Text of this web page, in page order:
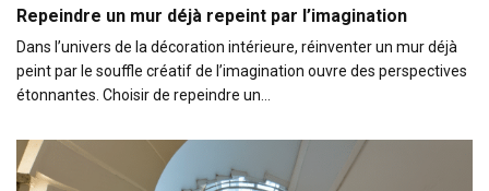
Repeindre un mur déjà repeint par l’imagination
Dans l’univers de la décoration intérieure, réinventer un mur déjà
peint par le souffle créatif de l’imagination ouvre des perspectives
étonnantes. Choisir de repeindre un…